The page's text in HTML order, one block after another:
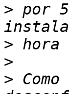
> por
>
>
>